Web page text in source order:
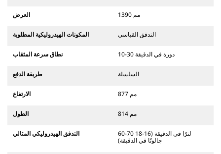
العرض 1390 مم
المكونات الهيدروليكية المطلوبة التدفق القياسي
نطاق سرعة المثقاب 10-30 دورة في الدقيقة
طريقة الدفع السلسلة
الارتفاع 877 مم
الطول 814 مم
التدفق الهيدروليكي المثالي
60-70 لترًا في الدقيقة (16-18
جالونًا في الدقيقة)